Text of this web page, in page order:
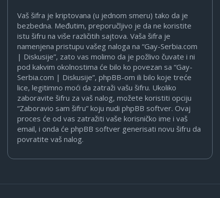
Vaš šifra je kriptovana (u jednom smeru) tako da je
bezbedna. Međutim, preporučljivo je da ne koristite
istu šifru na više različitih sajtova. Vaša šifra je
namenjena pristupu vašeg naloga na “Gay-Serbia.com
| Diskusije”, zato vas molimo da je požlivo čuvate i ni
pod kakvim okolnostima će bilo ko povezan sa “Gay-
Serbia.com | Diskusije”, phpBB-om ili bilo koje treće
lice, legitimno moći da zatraži vašu šifru. Ukoliko
zaboravite šifru za vaš nalog, možete koristiti opciju
“Zaboravio sam šifru” koju nudi phpBB softver. Ovaj
proces će od vas zatražiti vaše korisničko ime i vaš
email, i onda će phpBB softver generisati novu šifru da
povratite vaš nalog.